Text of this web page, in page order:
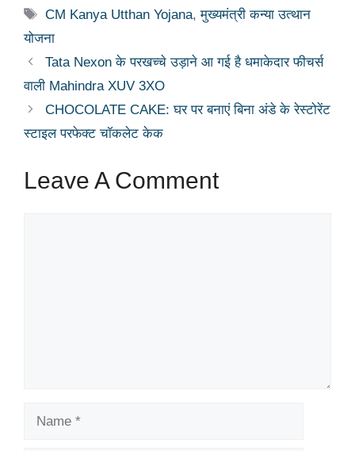
Tags
CM Kanya Utthan Yojana,मुख्यमंत्री कन्या उत्थान
योजना
Tata Nexon के परखच्चे उड़ाने आ गई है धमाकेदार फीचर्स
वाली Mahindra XUV 3XO
CHOCOLATE CAKE: घर पर बनाएं बिना अंडे के रेस्टोरेंट
स्टाइल परफेक्ट चॉकलेट केक
Leave A Comment